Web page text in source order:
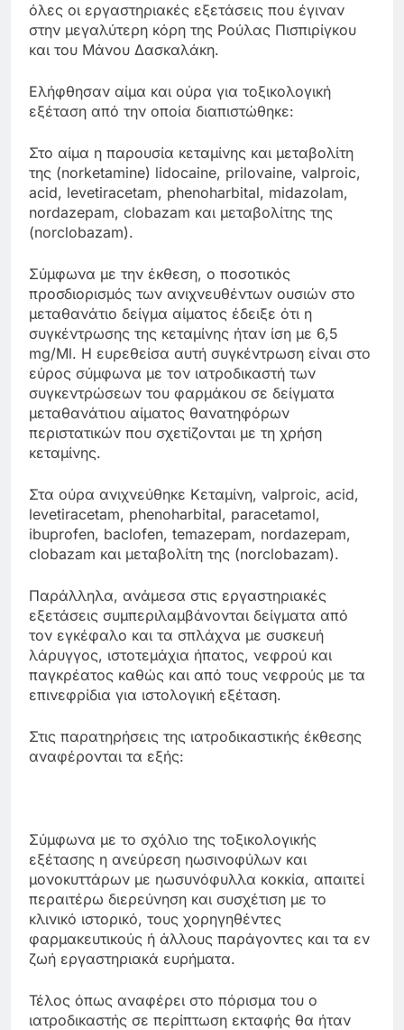
όλες οι εργαστηριακές εξετάσεις που έγιναν
στην μεγαλύτερη κόρη της Ρούλας Πισπιρίγκου
και του Μάνου Δασκαλάκη.
Ελήφθησαν αίμα και ούρα για τοξικολογική
εξέταση από την οποία διαπιστώθηκε:
Στο αίμα η παρουσία κεταμίνης και μεταβολίτη
της (norketamine) lidocaine, prilovaine, valproic,
acid, levetiracetam, phenoharbital, midazolam,
nordazepam, clobazam και μεταβολίτης της
(norclobazam).
Σύμφωνα με την έκθεση, ο ποσοτικός
προσδιορισμός των ανιχνευθέντων ουσιών στο
μεταθανάτιο δείγμα αίματος έδειξε ότι η
συγκέντρωσης της κεταμίνης ήταν ίση με 6,5
mg/Ml. Η ευρεθείσα αυτή συγκέντρωση είναι στο
εύρος σύμφωνα με τον ιατροδικαστή των
συγκεντρώσεων του φαρμάκου σε δείγματα
μεταθανάτιου αίματος θανατηφόρων
περιστατικών που σχετίζονται με τη χρήση
κεταμίνης.
Στα ούρα ανιχνεύθηκε Κεταμίνη, valproic, acid,
levetiracetam, phenoharbital, paracetamol,
ibuprofen, baclofen, temazepam, nordazepam,
clobazam και μεταβολίτη της (norclobazam).
Παράλληλα, ανάμεσα στις εργαστηριακές
εξετάσεις συμπεριλαμβάνονται δείγματα από
τον εγκέφαλο και τα σπλάχνα με συσκευή
λάρυγγος, ιστοτεμάχια ήπατος, νεφρού και
παγκρέατος καθώς και από τους νεφρούς με τα
επινεφρίδια για ιστολογική εξέταση.
Στις παρατηρήσεις της ιατροδικαστικής έκθεσης
αναφέρονται τα εξής:
Σύμφωνα με το σχόλιο της τοξικολογικής
εξέτασης η ανεύρεση ηωσινοφύλων και
μονοκυττάρων με ηωσυνόφυλλα κοκκία, απαιτεί
περαιτέρω διερεύνηση και συσχέτιση με το
κλινικό ιστορικό, τους χορηγηθέντες
φαρμακευτικούς ή άλλους παράγοντες και τα εν
ζωή εργαστηριακά ευρήματα.
Τέλος όπως αναφέρει στο πόρισμα του ο
ιατροδικαστής σε περίπτωση εκταφής θα ήταν